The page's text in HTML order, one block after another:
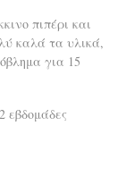
πιπέρι και
καλά τα υλικά,
για 15